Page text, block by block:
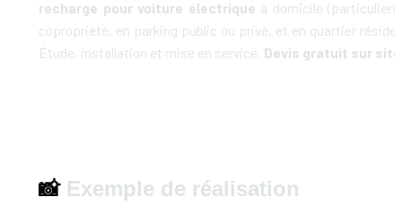
recharge pour voiture électrique à domicile
copropriété, en parking public ou privé, et en quartier
Étude, installation et mise en service. Devis gratuit sur
📸 Exemple de réalisation